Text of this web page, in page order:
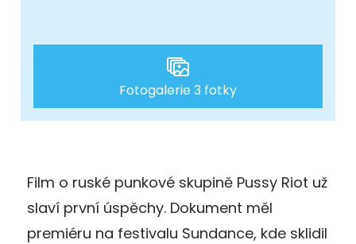
Fotogalerie 3 fotky
Film o ruské punkové skupině Pussy Riot už
slaví první úspěchy. Dokument měl
premiéru na festivalu Sundance, kde sklidil